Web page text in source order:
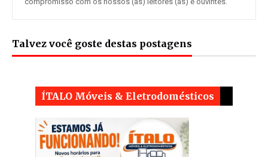
Talvez você goste destas postagens
ÍTALO Móveis & Eletrodomésticos